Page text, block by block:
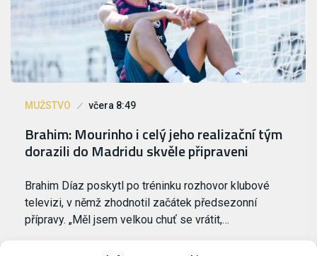
MUŽSTVO včera 8:49
Brahim: Mourinho i celý jeho realizační tým
dorazili do Madridu skvěle připraveni
Brahim Díaz poskytl po tréninku rozhovor klubové
televizi, v němž zhodnotil začátek předsezonní
přípravy. „Měl jsem velkou chuť se vrátit,…